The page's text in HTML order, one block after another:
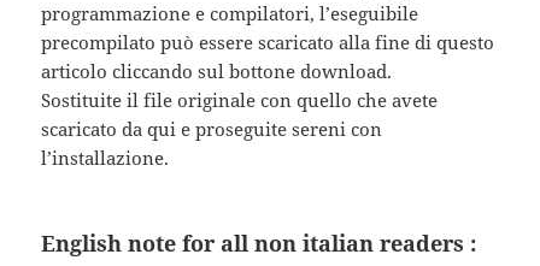
programmazione e compilatori, l’eseguibile
precompilato può essere scaricato alla fine di questo
articolo cliccando sul bottone download.
Sostituite il file originale con quello che avete
scaricato da qui e proseguite sereni con
l’installazione.
English note for all non italian readers :